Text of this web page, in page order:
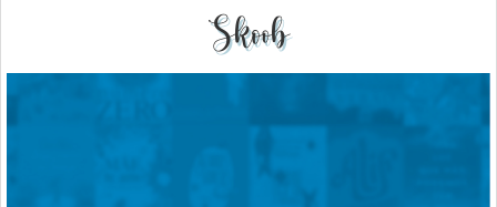
Skoob